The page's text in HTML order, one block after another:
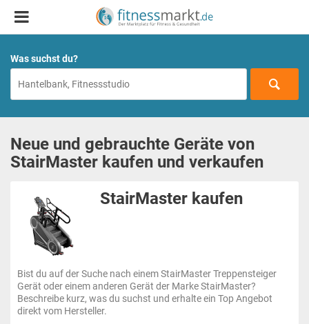
Was suchst du?
Neue und gebrauchte Geräte von
StairMaster kaufen und verkaufen
StairMaster kaufen
Bist du auf der Suche nach einem StairMaster Treppensteiger
Gerät oder einem anderen Gerät der Marke StairMaster?
Beschreibe kurz, was du suchst und erhalte ein Top Angebot
direkt vom Hersteller.